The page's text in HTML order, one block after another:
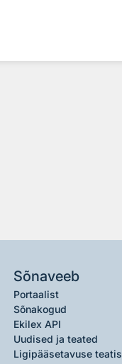
Sõnaveeb
Portaalist
Sõnakogud
Ekilex API
Uudised ja teated
Ligipääsetavuse teatis